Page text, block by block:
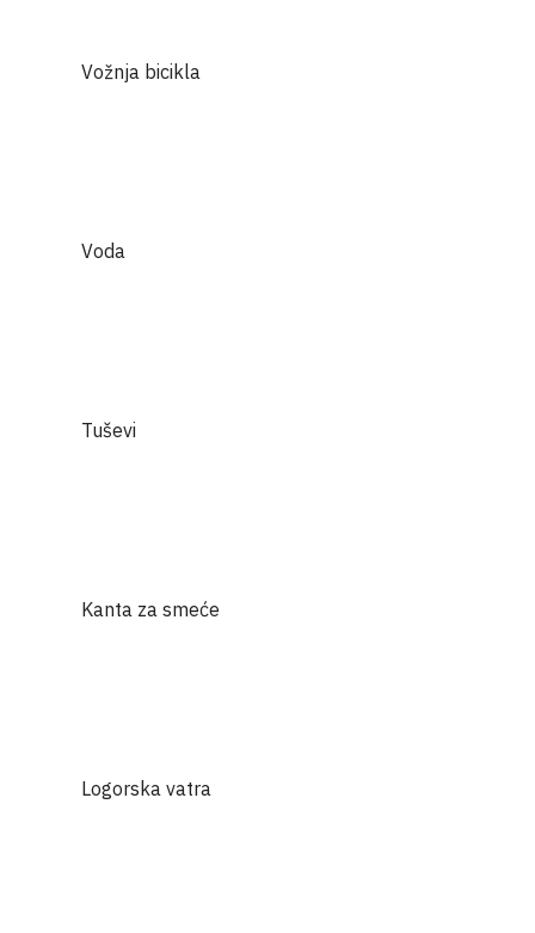
Vožnja bicikla
Voda
Tuševi
Kanta za smeće
Logorska vatra